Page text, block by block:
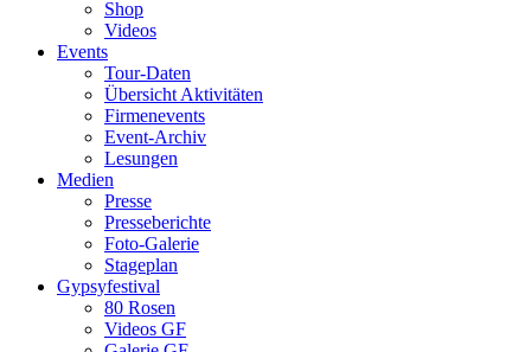
Shop
Videos
Events
Tour-Daten
Übersicht Aktivitäten
Firmenevents
Event-Archiv
Lesungen
Medien
Presse
Presseberichte
Foto-Galerie
Stageplan
Gypsyfestival
80 Rosen
Videos GF